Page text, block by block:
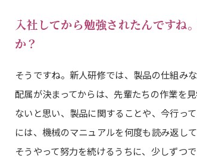
入社してから勉強されたんですね
か？
そうですね。新人研修では、製品の仕組み
配属が決まってからは、先輩たちの作業を
ないと思い、製品に関することや、今行っ
には、機械のマニュアルを何度も読み返し
そうやって努力を続けるうちに、少しずつ